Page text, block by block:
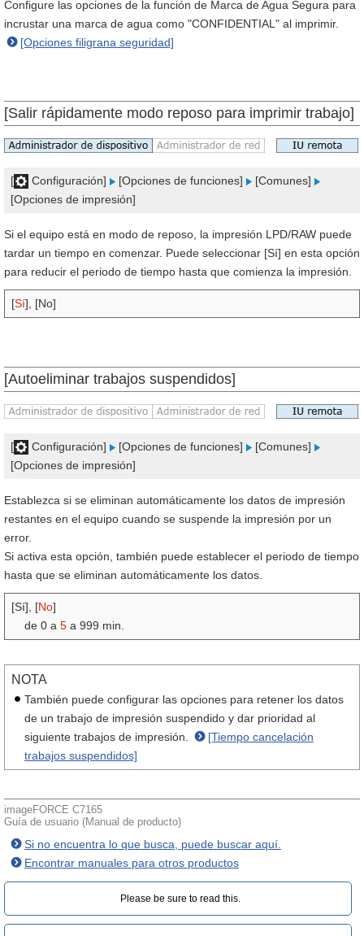
Configure las opciones de la función de Marca de Agua Segura para
incrustar una marca de agua como "CONFIDENTIAL" al imprimir.
[Opciones filigrana seguridad]
[Salir rápidamente modo reposo para imprimir trabajo]
[ Configuración] [Opciones de funciones]
[Comunes]
[Opciones de impresión]
Si el equipo está en modo de reposo, la impresión LPD/RAW puede
tardar un tiempo en comenzar. Puede seleccionar [Sí] en esta opción
para reducir el periodo de tiempo hasta que comienza la impresión.
[Sí], [No]
[Autoeliminar trabajos suspendidos]
[ Configuración] [Opciones de funciones]
[Comunes]
[Opciones de impresión]
Establezca si se eliminan automáticamente los datos de impresión
restantes en el equipo cuando se suspende la impresión por un
error.
Si activa esta opción, también puede establecer el periodo de tiempo
hasta que se eliminan automáticamente los datos.
[Sí], [No]
de 0 a 5 a 999 min.
NOTA
También puede configurar las opciones para retener los datos
de un trabajo de impresión suspendido y dar prioridad al
siguiente trabajos de impresión.
[Tiempo cancelación
trabajos suspendidos]
imageFORCE C7165
Guía de usuario (Manual de producto)
Si no encuentra lo que busca, puede buscar aquí.
Encontrar manuales para otros productos
Please be sure to read this.‎